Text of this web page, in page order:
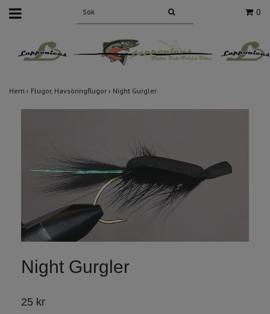
0
Hem › Flugor, Havsöringflugor › Night Gurgler
Night Gurgler
25 kr